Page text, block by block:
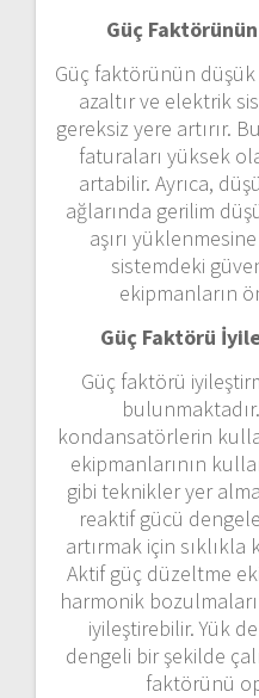
Güç
Güç faktörünün düşük
azaltır ve elektrik
gereksiz yere artırır.
faturaları yüksek
artabilir. Ayrıca,
ağlarında gerilim
aşırı
sistemdeki
ekipmanların
Güç Faktörü
Güç faktörü
kondansatörlerin
ekipmanlarının
gibi teknikler yer
reaktif gücü
artırmak için
Aktif güç düzeltme
harmonik
iyileştirebilir. Yük
dengeli bir şekilde
faktörünü